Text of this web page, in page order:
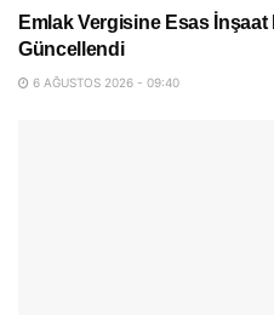
Emlak Vergisine Esas
Güncellendi
6 AĞUSTOS 2026 - 09:40